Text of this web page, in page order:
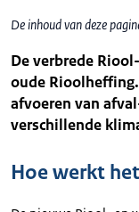
De inhoud van deze
De verbrede
oude
afvoeren van
verschillende
Hoe werkt